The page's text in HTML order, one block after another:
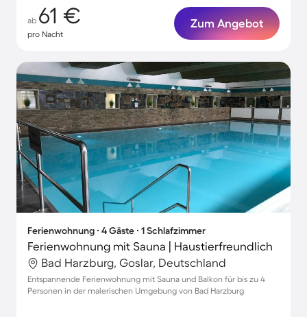
ab 61 €
pro Nacht
Zum Angebot
Ferienwohnung ∙ 4 Gäste ∙ 1 Schlafzimmer
Ferienwohnung mit Sauna | Haustierfreundlich
Bad Harzburg, Goslar, Deutschland
Entspannende Ferienwohnung mit Sauna und Balkon für bis zu 4
Personen in der malerischen Umgebung von Bad Harzburg